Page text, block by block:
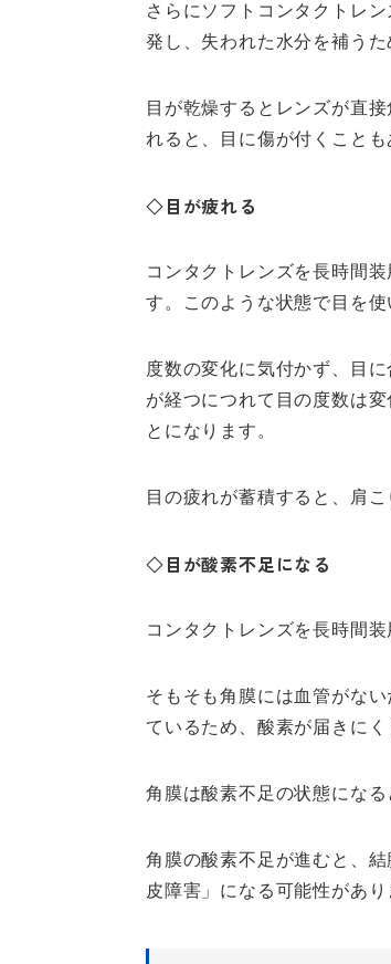
さらにソフトコンタクトレ
発し、失われた水分を補う
目が乾燥するとレンズが直
れると、目に傷が付くことも
◇目が疲れる
コンタクトレンズを長時間
す。このような状態で目を
度数の変化に気付かず、目
が経つにつれて目の度数は
とになります。
目の疲れが蓄積すると、肩
◇目が酸素不足になる
コンタクトレンズを長時間
そもそも角膜には血管がな
ているため、酸素が届きにく
角膜は酸素不足の状態にな
角膜の酸素不足が進むと、
皮障害」になる可能性があ